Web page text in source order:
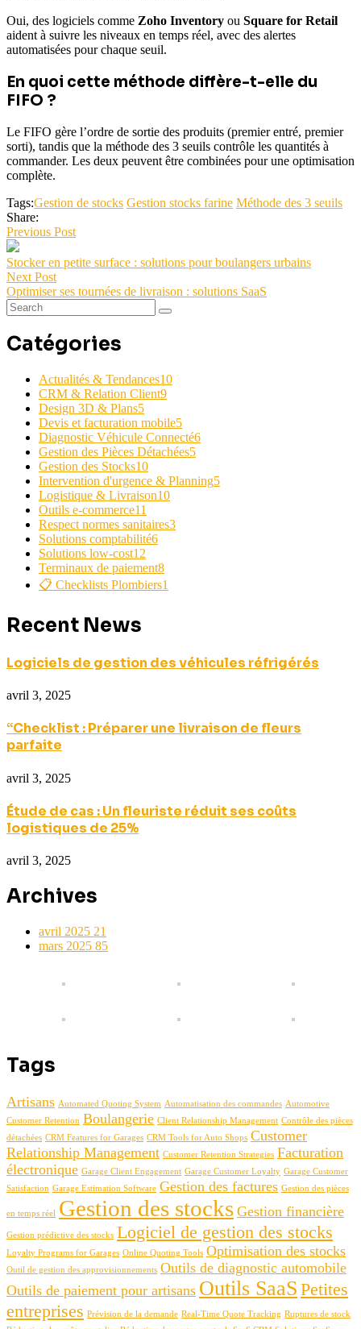
Oui, des logiciels comme Zoho Inventory ou Square for Retail
aident à suivre les niveaux en temps réel, avec des alertes
automatisées pour chaque seuil.
En quoi cette méthode diffère-t-elle du
FIFO ?
Le FIFO gère l’ordre de sortie des produits (premier entré, premier
sorti), tandis que la méthode des 3 seuils contrôle les quantités à
commander. Les deux peuvent être combinées pour une optimisation
complète.
Tags:Gestion de stocks Gestion stocks farine Méthode des 3 seuils
Share:
Previous Post
Stocker en petite surface : solutions pour boulangers urbains
Next Post
Optimiser ses tournées de livraison : solutions SaaS
Catégories
Actualités & Tendances10
CRM & Relation Client9
Design 3D & Plans5
Devis et facturation mobile5
Diagnostic Véhicule Connecté6
Gestion des Pièces Détachées5
Gestion des Stocks10
Intervention d'urgence & Planning5
Logistique & Livraison10
Outils e-commerce11
Respect normes sanitaires3
Solutions comptabilité6
Solutions low-cost12
Terminaux de paiement8
📋 Checklists Plombiers1
Recent News
Logiciels de gestion des véhicules réfrigérés
avril 3, 2025
“Checklist : Préparer une livraison de fleurs
parfaite
avril 3, 2025
Étude de cas : Un fleuriste réduit ses coûts
logistiques de 25%
avril 3, 2025
Archives
avril 2025 21
mars 2025 85
Tags
Artisans Automated Quoting System Automatisation des commandes Automotive
Customer Retention Boulangerie Client Relationship Management Contrôle des pièces
détachées CRM Features for Garages CRM Tools for Auto Shops Customer
Relationship Management Customer Retention Strategies Facturation
électronique Garage Client Engagement Garage Customer Loyalty Garage Customer
Satisfaction Garage Estimation Software Gestion des factures Gestion des pièces
en temps réel Gestion des stocks Gestion financière
Gestion prédictive des stocks Logiciel de gestion des stocks
Loyalty Programs for Garages Online Quoting Tools Optimisation des stocks
Outil de gestion des approvisionnements Outils de diagnostic automobile
Outils de paiement pour artisans Outils SaaS Petites
entreprises Prévision de la demande Real-Time Quote Tracking Ruptures de stock